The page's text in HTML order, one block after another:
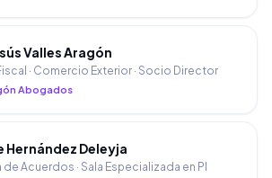
Valles Aragón
· Comercio Exterior · Socio Director
Abogados
Hernández Deleyja
Acuerdos · Sala Especializada en PI